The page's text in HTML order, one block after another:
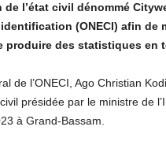
l’état civil dénommé
(ONECI) afin de
produire des statistiques en
de l’ONECI, Ago Christian
présidée par le ministre de
à Grand-Bassam.